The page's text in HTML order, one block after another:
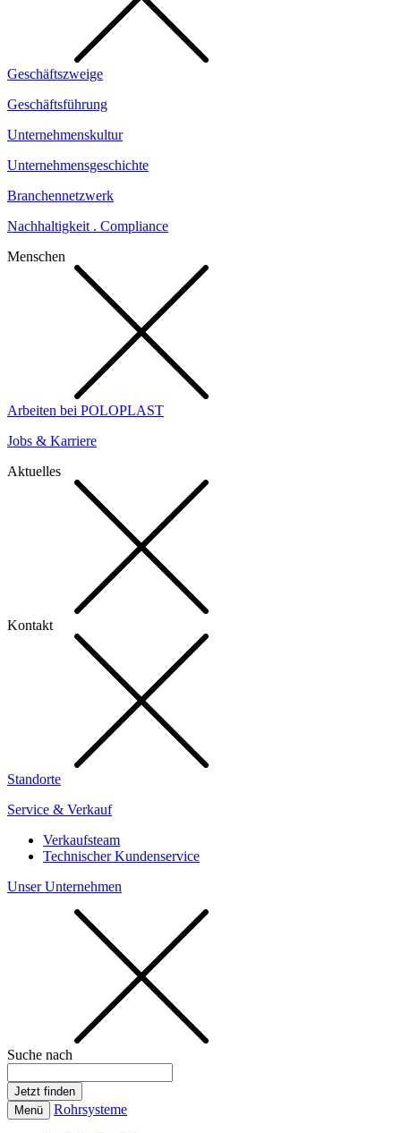
Geschäftszweige
Geschäftsführung
Unternehmenskultur
Unternehmensgeschichte
Branchennetzwerk
Nachhaltigkeit . Compliance
Menschen
Arbeiten bei POLOPLAST
Jobs & Karriere
Aktuelles
Kontakt
Standorte
Service & Verkauf
Verkaufsteam
Technischer Kundenservice
Unser Unternehmen
Suche nach
Menü Rohrsysteme